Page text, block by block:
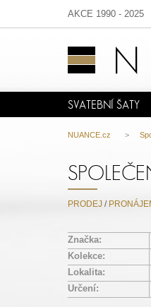
AKCE 1990 - 2025
SVATEBNÍ ŠATY
NUANCE.cz >
PRODEJ /
Značka:
Kolekce:
Lokalita:
Určení: